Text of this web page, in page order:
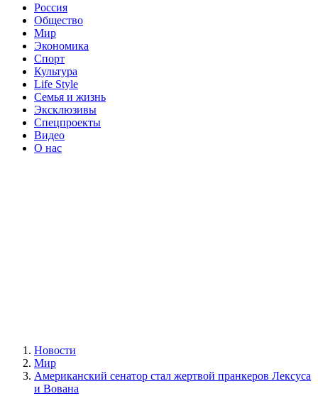
Россия
Общество
Мир
Экономика
Спорт
Культура
Life Style
Семья и жизнь
Эксклюзивы
Спецпроекты
Видео
О нас
Новости
Мир
Американский сенатор стал жертвой пранкеров Лексуса
и Вована